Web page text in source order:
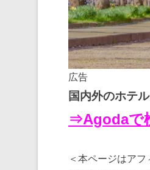
広告
国内外のホテ
⇒Agodaで
＜本ページはア